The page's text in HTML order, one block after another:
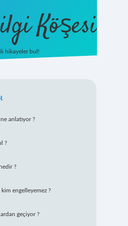
Köşesi
hikayeler bul!
anlatıyor ?
?
?
engelleyemez ?
geçiyor ?